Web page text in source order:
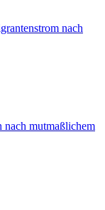
nach
nach mutmaßlichem